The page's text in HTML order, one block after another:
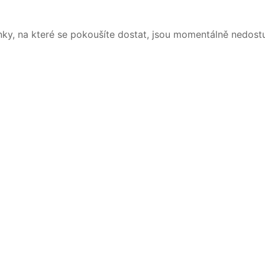
na které se pokoušíte dostat, jsou momentálně